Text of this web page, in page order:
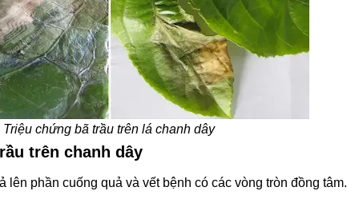
Triệu chứng bã trầu trên lá chanh dây
trên chanh dây
phần cuống quả và vết bệnh có các vòng tròn đồng tâm.